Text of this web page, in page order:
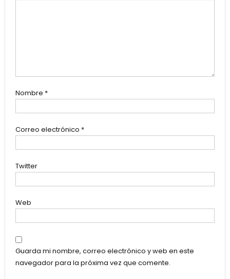
Nombre *
Correo electrónico *
Twitter
Web
Guarda mi nombre, correo electrónico y web en este
navegador para la próxima vez que comente.